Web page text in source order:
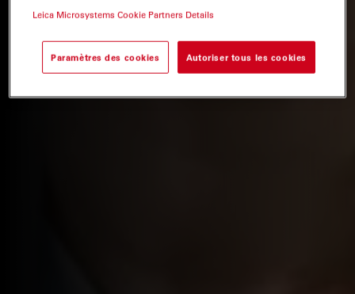
Leica Microsystems Cookie Partners Details
Paramètres des cookies Autoriser tous les cookies